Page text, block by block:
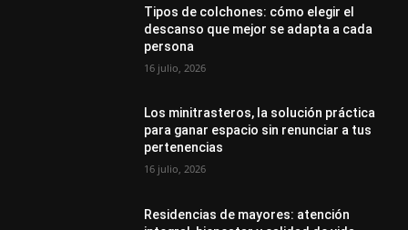
Tipos de colchones: cómo elegir el
descanso que mejor se adapta a cada
persona
16 julio, 2026
Los minitrasteros, la solución práctica
para ganar espacio sin renunciar a tus
pertenencias
16 julio, 2026
Residencias de mayores: atención